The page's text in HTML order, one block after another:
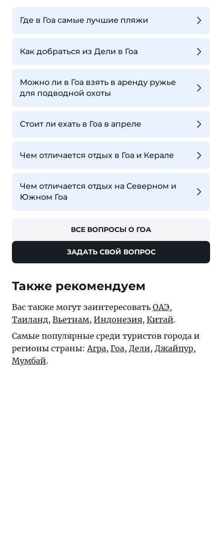
Где в Гоа самые лучшие пляжи
Как добраться из Дели в Гоа
Можно ли в Гоа взять в аренду ружье
для подводной охоты
Стоит ли ехать в Гоа в апреле
Чем отличается отдых в Гоа и Керале
Чем отличается отдых на Северном и
Южном Гоа
ВСЕ ВОПРОСЫ О ГОА
ЗАДАТЬ СВОЙ ВОПРОС
Также рекомендуем
Вас также могут заинтересовать ОАЭ,
Таиланд, Вьетнам, Индонезия, Китай.
Самые популярные среди туристов города и
регионы страны: Агра, Гоа, Дели, Джайпур,
Мумбай.